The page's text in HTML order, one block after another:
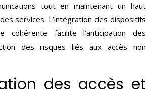
tout en maintenant un haut
services. L’intégration des dispositifs
cohérente facilite l’anticipation des
des risques liés aux accès non
des accès et